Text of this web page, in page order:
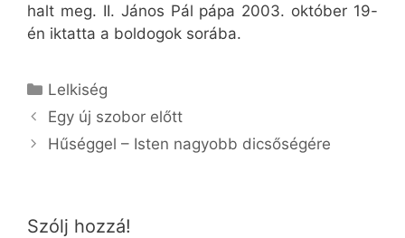
halt meg. II. János Pál pápa 2003. október 19-
én iktatta a boldogok sorába.
Kategória
Lelkiség
Egy új szobor előtt
Hűséggel – Isten nagyobb dicsőségére
Szólj hozzá!